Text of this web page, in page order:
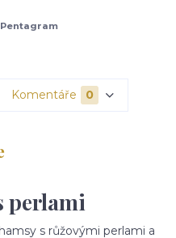
Komentáře 0
perlami
s růžovými perlami a